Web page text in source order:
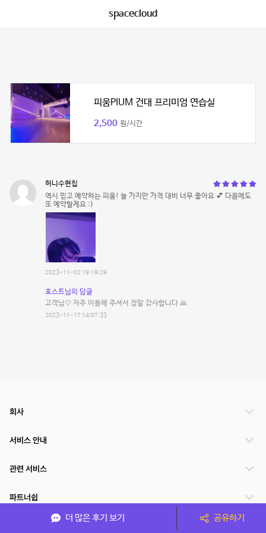
spacecloud
피움PIUM 건대 프리미엄 연습실
2,500 원/시간
허니수현칩
역시 믿고 예약하는 피움! 늘 가지만 가격 대비 너무 좋아요 💕 다음에도
또 예약할게요 :)
2023-11-02 19:19:29
호스트님의 답글
고객님♡ 자주 이용해 주셔서 정말 감사합니다 🙏
2023-11-17 14:07:33
더 많은 후기 보기 공유하기
회사
서비스 안내
관련 서비스
파트너쉽
서비스 제공 국가